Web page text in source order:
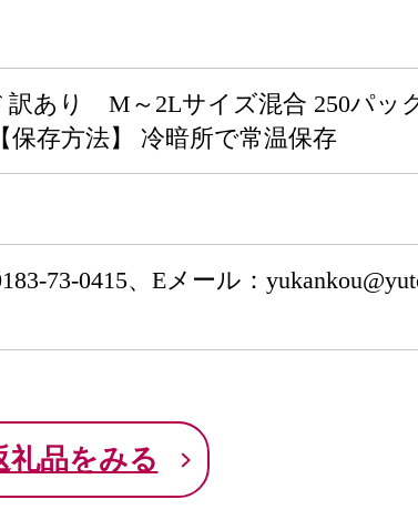
訳あり M～2Lサイズ混合 250パッ
存方法】 冷暗所で常温保存
73-0415、Eメール：
品をみる